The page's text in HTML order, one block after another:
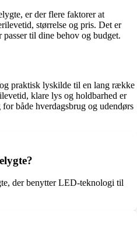
er der flere faktorer at
størrelse og pris. Det er
til dine behov og budget.
praktisk lyskilde til en lang række
klare lys og holdbarhed er
både hverdagsbrug og udendørs
der benytter LED-teknologi til